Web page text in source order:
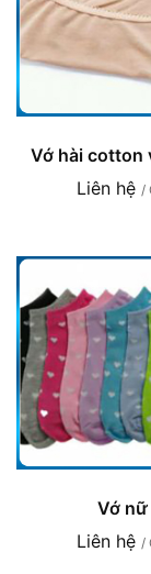
Vớ hài cotton
Liên hệ /
Vớ nữ
Liên hệ /